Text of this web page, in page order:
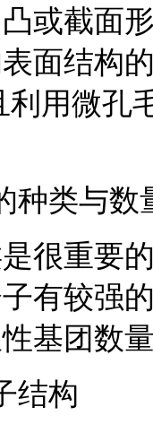
或截面
面结构
用微孔
种类与数
很重要
有较强
基团数
结构